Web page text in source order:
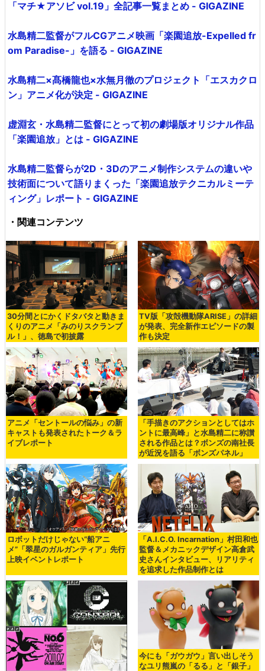
「マチ★アソビ vol.19」全記事一覧まとめ - GIGAZINE
水島精二監督がフルCGアニメ映画「楽園追放-Expelled fr
om Paradise-」を語る - GIGAZINE
水島精二×髙橋龍也×水無月徹のプロジェクト「エスカクロ
ン」アニメ化が決定 - GIGAZINE
虚淵玄・水島精二監督にとって初の劇場版オリジナル作品
「楽園追放」とは - GIGAZINE
水島精二監督らが2D・3Dのアニメ制作システムの違いや
技術面について語りまくった「楽園追放テクニカルミーテ
ィング」レポート - GIGAZINE
・関連コンテンツ
30分間とにかくドタバタと動きま
くりのアニメ「みのりスクランブ
ル！」、徳島で初披露
TV版「攻殻機動隊ARISE」の詳細
が発表、完全新作エピソードの製
作も決定
アニメ「セントールの悩み」の新
キャストも発表されたトーク＆ラ
イブレポート
「手描きのアクションとしてはホ
ントに最高峰」と水島精二に称讃
される作品とは？ボンズの南社長
が近況を語る「ボンズパネル」
ロボットだけじゃない“船アニ
メ”「翠星のガルガンティア」先行
上映イベントレポート
「A.I.C.O. Incarnation」村田和也
監督＆メカニックデザイン高倉武
史さんインタビュー、リアリティ
を追求した作品制作とは
今にも「ガウガウ」言い出しそう
なユリ熊嵐の「るる」と「銀子」